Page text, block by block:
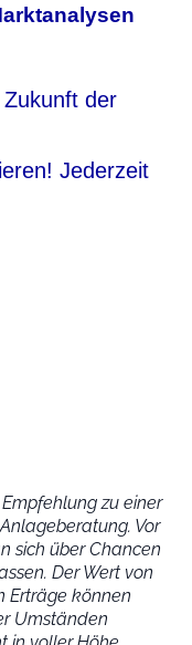
der
Jederzeit
zu einer
Vor
sich über Chancen
Der Wert von
Erträge können
Umständen